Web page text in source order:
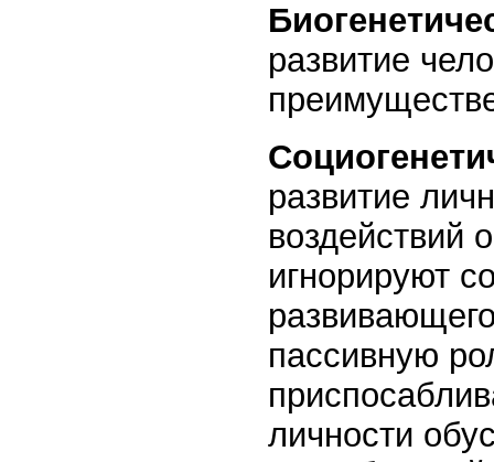
развитие
развитие
воздействий
игнорируют
пассивную
личности